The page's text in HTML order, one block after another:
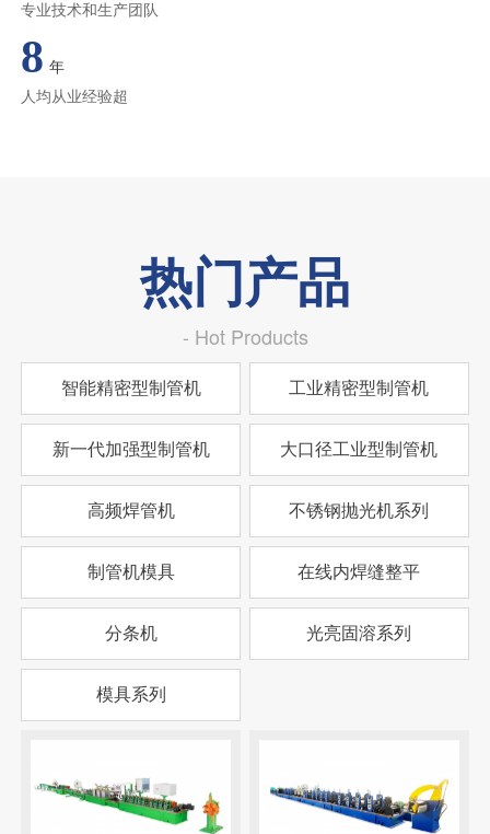
专业技术和生产团队
8 年
人均从业经验超
热门产品
- Hot Products
智能精密型制管机 工业精密型制管机
新一代加强型制管机 大口径工业型制管机
高频焊管机 不锈钢抛光机系列
制管机模具 在线内焊缝整平
分条机 光亮固溶系列
模具系列